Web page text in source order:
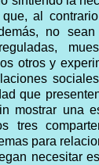
al
no
otros y
que
mostrar una
tres
para
necesitar